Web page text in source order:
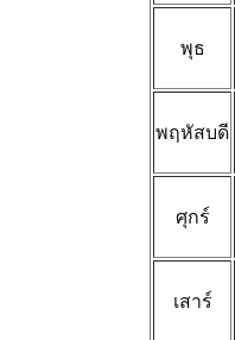
พุธ
พฤหัสบดี
ศุกร์
เสาร์